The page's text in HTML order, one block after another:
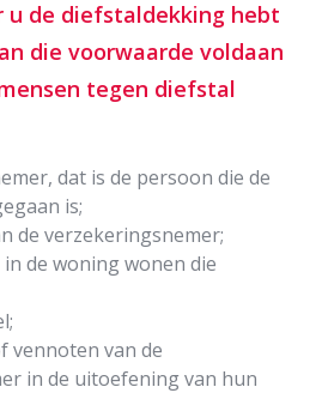
u de diefstaldekking hebt
die voorwaarde voldaan
tegen diefstal
dat is de persoon die de
is;
de verzekeringsnemer;
de woning wonen die
vennoten van de
in de uitoefening van hun